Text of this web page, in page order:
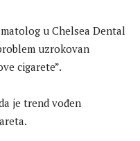
u Chelsea Dental
uzrokovan
cigarete”.
je trend vođen